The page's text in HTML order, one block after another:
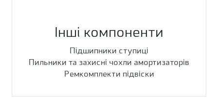
Інші компоненти
Підшипники ступиці
Пильники та захисні чохли амортизаторів
Ремкомплекти підвіски